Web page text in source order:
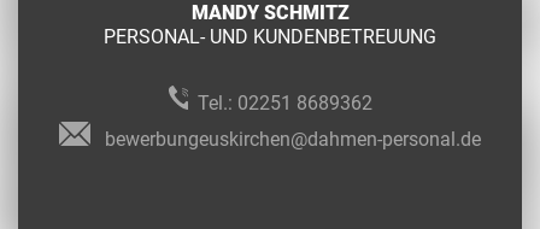
MANDY SCHMITZ
PERSONAL- UND KUNDENBETREUUNG
Tel.: 02251 8689362
bewerbungeuskirchen@dahmen-personal.de